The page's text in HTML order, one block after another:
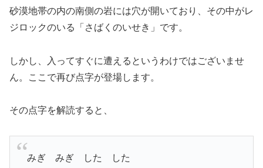
砂漠地帯の内の南側の岩には穴が開いており、その中がレ
ジロックのいる「さばくのいせき」です。
しかし、入ってすぐに遭えるというわけではございませ
ん。ここで再び点字が登場します。
その点字を解読すると、
みぎ みぎ した した